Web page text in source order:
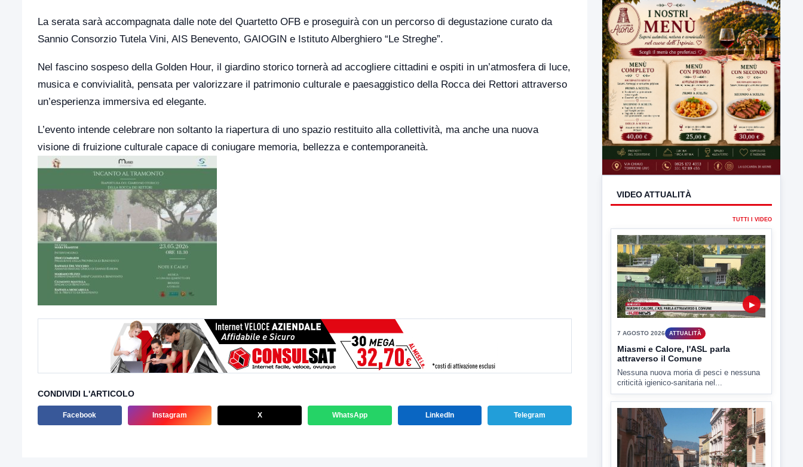
La serata sarà accompagnata dalle note del Quartetto OFB e proseguirà con un percorso di degustazione curato da
Sannio Consorzio Tutela Vini, AIS Benevento, GAIOGIN e Istituto Alberghiero “Le Streghe”.
Nel fascino sospeso della Golden Hour, il giardino storico tornerà ad accogliere cittadini e ospiti in un’atmosfera di luce,
musica e convivialità, pensata per valorizzare il patrimonio culturale e paesaggistico della Rocca dei Rettori attraverso
un’esperienza immersiva ed elegante.
L’evento intende celebrare non soltanto la riapertura di uno spazio restituito alla collettività, ma anche una nuova
visione di fruizione culturale capace di coniugare memoria, bellezza e contemporaneità.
CONDIVIDI L'ARTICOLO
Facebook Instagram X WhatsApp LinkedIn Telegram
23:00 LabNews (replica)
VIDEO ATTUALITÀ
TUTTI I VIDEO
Miasmi e Calore, l'ASL parla
attraverso il Comune
Nessuna nuova moria di pesci e nessuna
criticità igienico-sanitaria nel...